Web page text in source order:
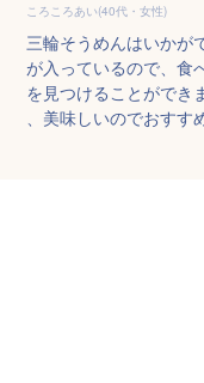
ころころあい(40代・女性)
三輪そうめんはいかが
が入っているので、食
を見つけることができ
、美味しいのでおすす